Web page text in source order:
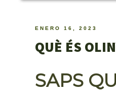
ENERO 16, 2023
QUÈ ÉS
SAPS